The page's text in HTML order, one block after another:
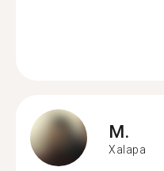
M.
Xalapa